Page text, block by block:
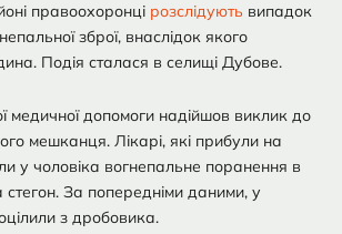
правоохоронці розслідують випадок
зброї, внаслідок якого
Подія сталася в селищі Дубове.
медичної допомоги надійшов виклик до
мешканця. Лікарі, які прибули на
у чоловіка вогнепальне поранення в
стегон. За попередніми даними, у
з дробовика.